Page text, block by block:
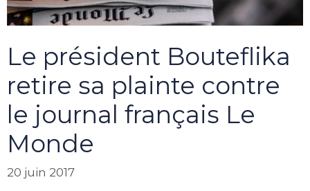
Le président Bouteflika
retire sa plainte contre
le journal français Le
Monde
20 juin 2017